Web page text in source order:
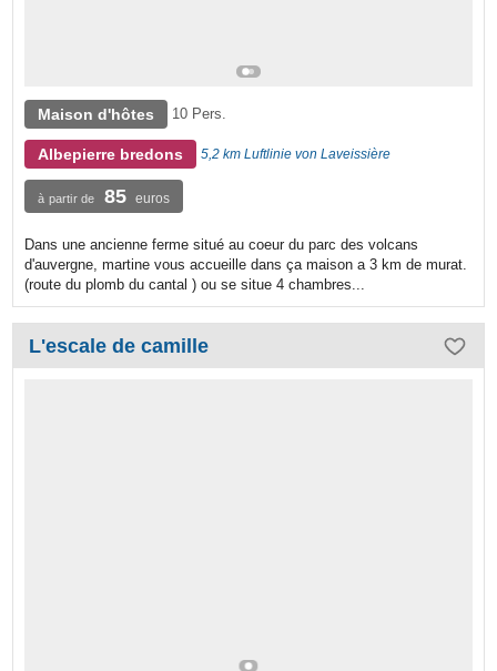
Maison d'hôtes 10 Pers.
Albepierre bredons 5,2 km Luftlinie von Laveissière
à partir de 85 euros
Dans une ancienne ferme situé au coeur du parc des volcans
d'auvergne, martine vous accueille dans ça maison a 3 km de murat.
(route du plomb du cantal ) ou se situe 4 chambres...
L'escale de camille